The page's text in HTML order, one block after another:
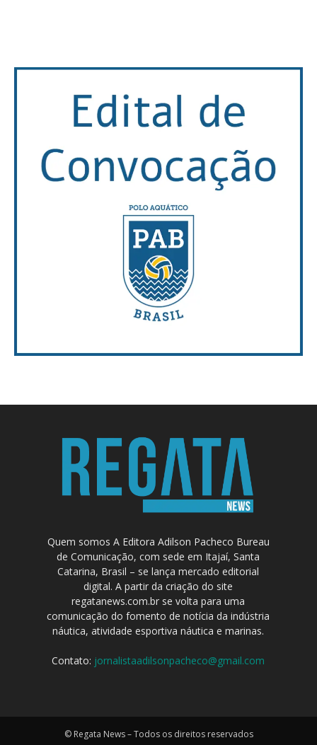
Quem somos A Editora Adilson Pacheco Bureau
de Comunicação, com sede em Itajaí, Santa
Catarina, Brasil – se lança mercado editorial
digital. A partir da criação do site
regatanews.com.br se volta para uma
comunicação do fomento de notícia da indústria
náutica, atividade esportiva náutica e marinas.
Contato: jornalistaadilsonpacheco@gmail.com
© Regata News – Todos os direitos reservados